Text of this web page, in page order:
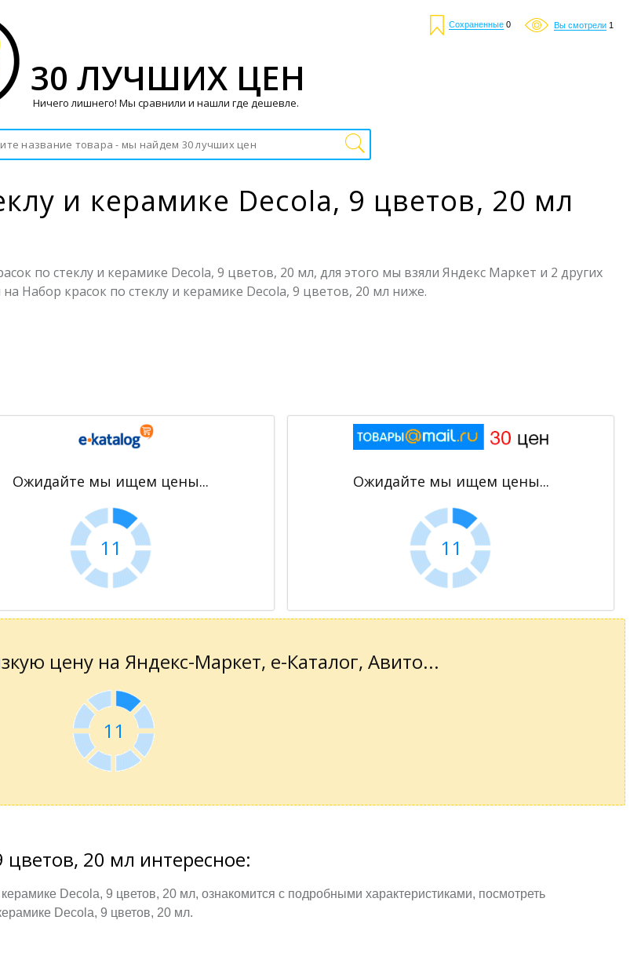
Сохраненные 0 Вы смотрели 1
и керамике Decola, 9 цветов, 20 мл
по стеклу и керамике Decola, 9 цветов, 20 мл, для этого мы взяли Яндекс Маркет и 2 других
Набор красок по стеклу и керамике Decola, 9 цветов, 20 мл ниже.
Ожидайте мы ищем цены...
10
Ожидайте мы ищем цены...
10
цену на Яндекс-Маркет, е-Каталог, Авито...
10
цветов, 20 мл интересное:
Decola, 9 цветов, 20 мл, ознакомится с подробными характеристиками, посмотреть
Decola, 9 цветов, 20 мл.
30 ЛУЧШИХ ЦЕН
Ничего лишнего! Мы сравнили и нашли где дешевле.